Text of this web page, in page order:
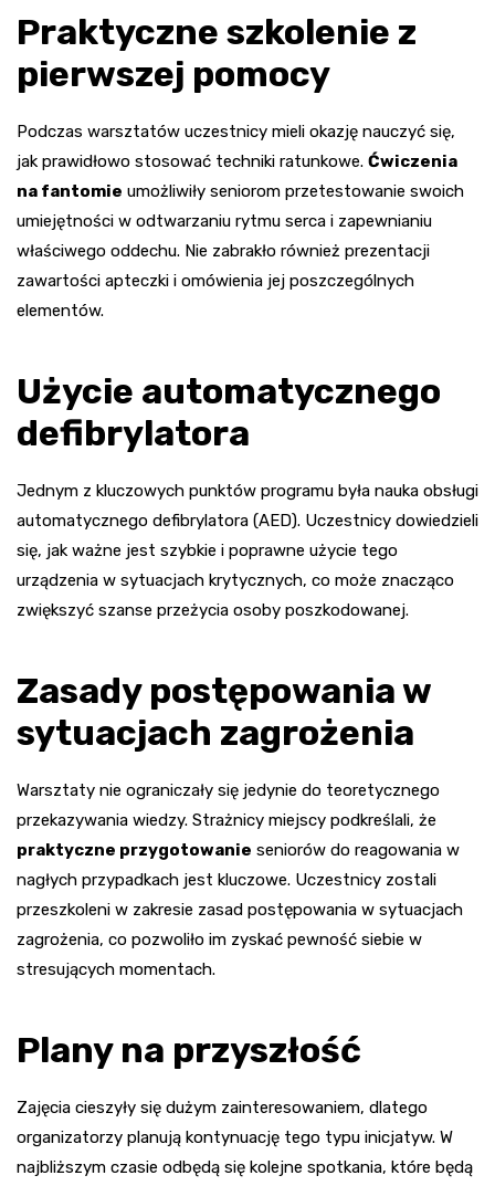
Praktyczne szkolenie z
pierwszej pomocy
Podczas warsztatów uczestnicy mieli okazję nauczyć się,
jak prawidłowo stosować techniki ratunkowe. Ćwiczenia
na fantomie umożliwiły seniorom przetestowanie swoich
umiejętności w odtwarzaniu rytmu serca i zapewnianiu
właściwego oddechu. Nie zabrakło również prezentacji
zawartości apteczki i omówienia jej poszczególnych
elementów.
Użycie automatycznego
defibrylatora
Jednym z kluczowych punktów programu była nauka obsługi
automatycznego defibrylatora (AED). Uczestnicy dowiedzieli
się, jak ważne jest szybkie i poprawne użycie tego
urządzenia w sytuacjach krytycznych, co może znacząco
zwiększyć szanse przeżycia osoby poszkodowanej.
Zasady postępowania w
sytuacjach zagrożenia
Warsztaty nie ograniczały się jedynie do teoretycznego
przekazywania wiedzy. Strażnicy miejscy podkreślali, że
praktyczne przygotowanie seniorów do reagowania w
nagłych przypadkach jest kluczowe. Uczestnicy zostali
przeszkoleni w zakresie zasad postępowania w sytuacjach
zagrożenia, co pozwoliło im zyskać pewność siebie w
stresujących momentach.
Plany na przyszłość
Zajęcia cieszyły się dużym zainteresowaniem, dlatego
organizatorzy planują kontynuację tego typu inicjatyw. W
najbliższym czasie odbędą się kolejne spotkania, które będą